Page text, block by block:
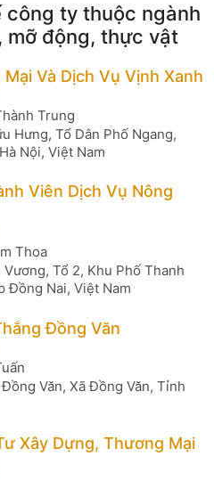
công ty thuộc ngành
mỡ động, thực vật
Và Dịch Vụ Vịnh Xanh
Trung
Hưng, Tổ Dân Phố Ngang,
Nội, Việt Nam
Viên Dịch Vụ Nông
Thoa
Tổ 2, Khu Phố Thanh
Đồng Nai, Việt Nam
Đồng Văn
Văn, Xã Đồng Văn, Tỉnh
Xây Dựng, Thương Mại